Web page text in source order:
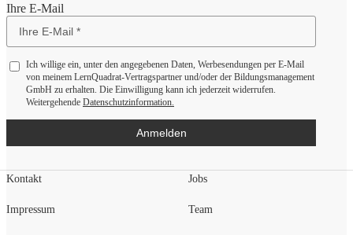
Ihre E-Mail
Ich willige ein, unter den angegebenen Daten, Werbesendungen per E-Mail
von meinem LernQuadrat-Vertragspartner und/oder der Bildungsmanagement
GmbH zu erhalten. Die Einwilligung kann ich jederzeit widerrufen.
Weitergehende Datenschutzinformation.
Anmelden
Kontakt
Impressum
Jobs
Team